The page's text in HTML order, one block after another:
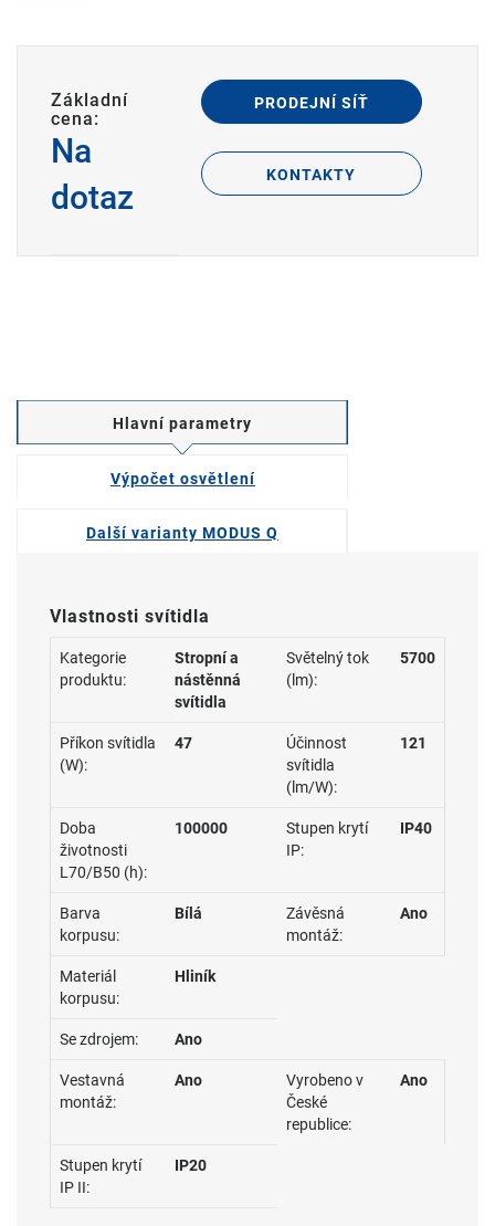
Základní
cena:
Na
dotaz
PRODEJNÍ SÍŤ
KONTAKTY
Hlavní parametry
Výpočet osvětlení
Další varianty MODUS Q
Vlastnosti svítidla
Kategorie
produktu:
Stropní a
nástěnná
svítidla
Světelný tok
(lm):
5700
Příkon svítidla
(W):
47
Účinnost
svítidla
(lm/W):
121
Doba
životnosti
L70/B50 (h):
100000
Stupen krytí
IP:
IP40
Barva
korpusu:
Bílá
Závěsná
montáž:
Ano
Materiál
korpusu:
Hliník
Se zdrojem: Ano
Vestavná
montáž:
Ano
Vyrobeno v
České
republice:
Ano
Stupen krytí
IP II:
IP20